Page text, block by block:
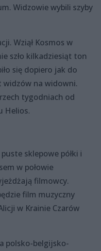
Widzowie wybili szyby
Wziął Kosmos w
szło kilkadziesiąt ton
się dopiero jak do
widzów na widowni.
tygodniach od
Helios.
sklepowe półki i
w połowie
filmowcy.
film muzyczny
w Krainie Czarów
polsko-belgijsko-